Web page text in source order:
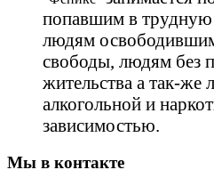
попавшим в трудную
людям
свободы, людям без
жительства а так-
алкогольной и
зависимостью.
Мы в контакте